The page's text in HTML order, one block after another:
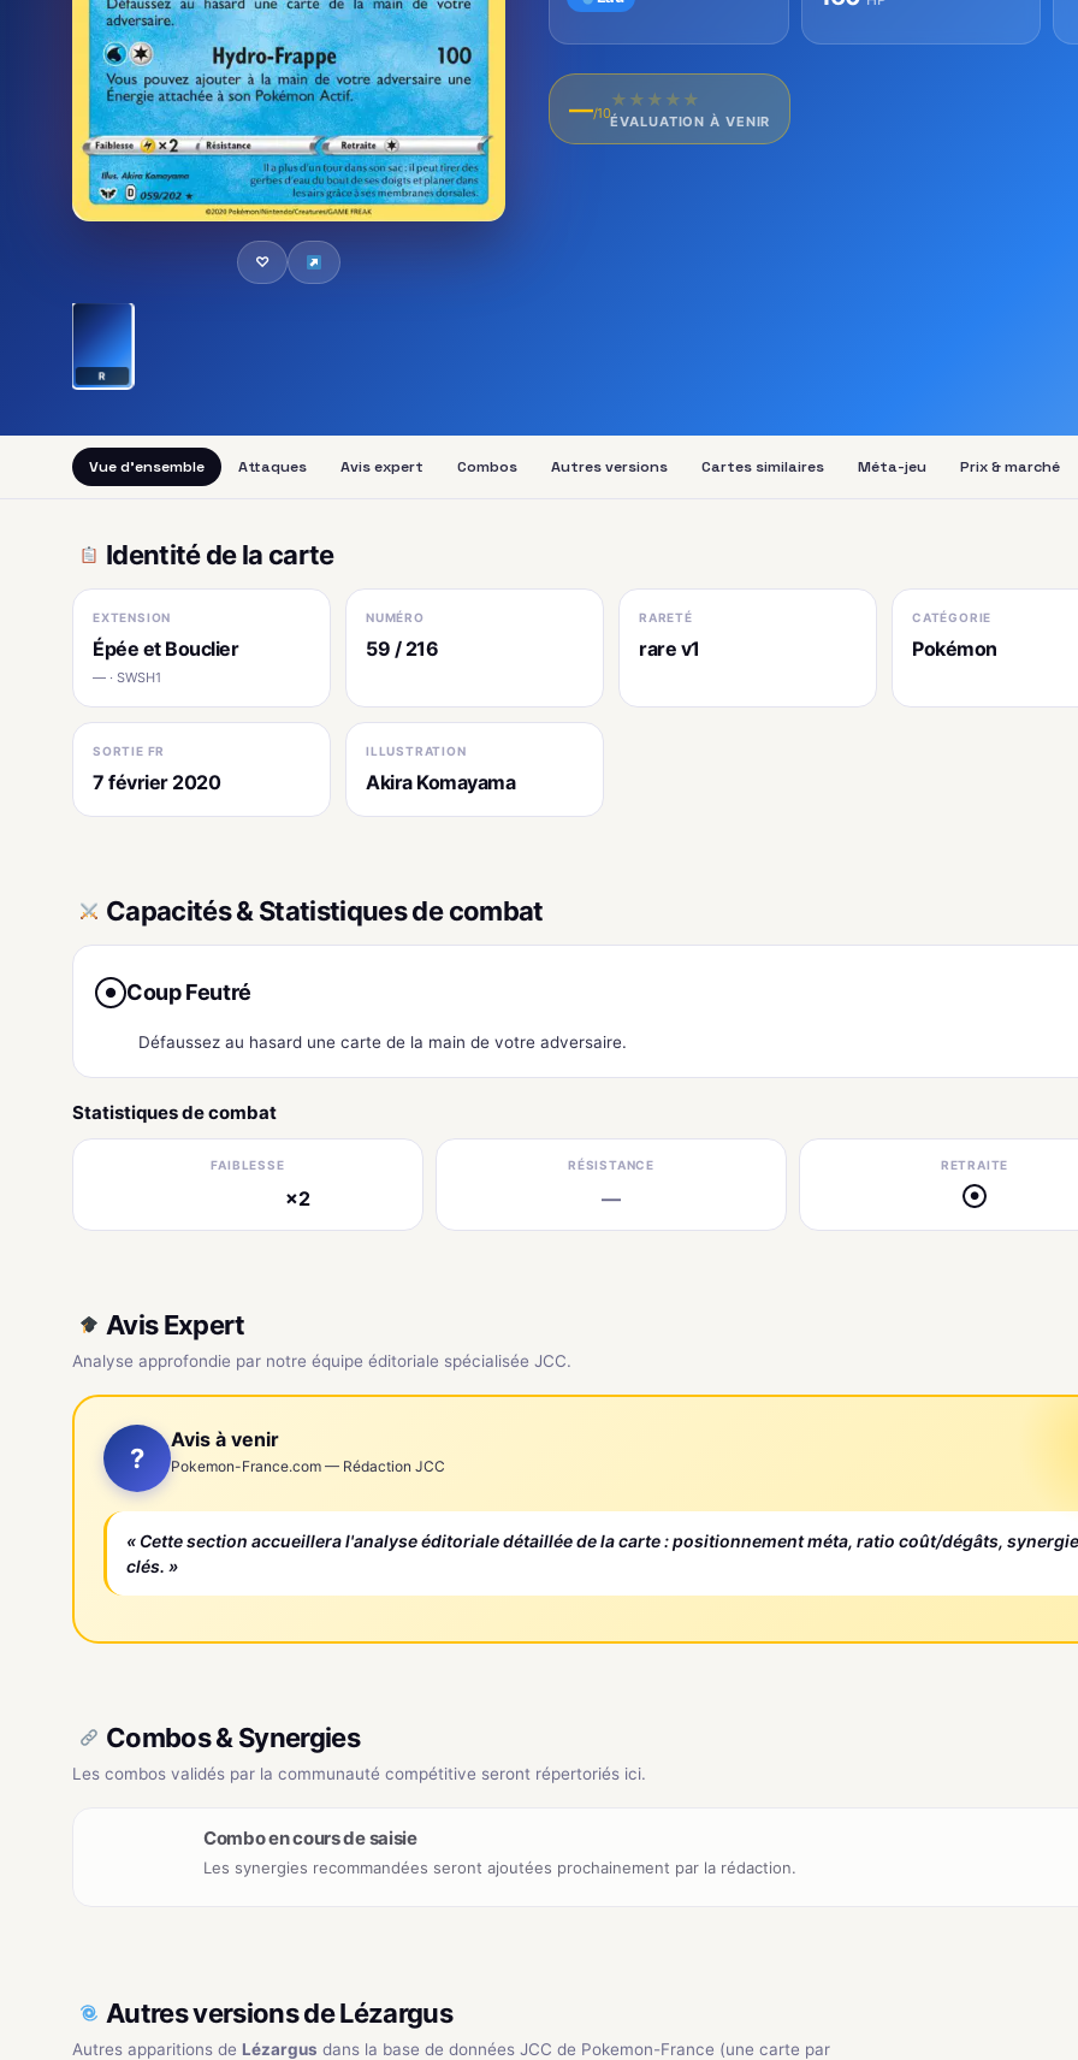
♡
R
—/10
★ ★ ★ ★ ★
ÉVALUATION À VENIR
Vue d'ensemble Attaques Avis expert Combos Autres versions Cartes similaires Méta-jeu Prix & marché
Identité de la carte
EXTENSION
Épée et Bouclier
— · SWSH1
NUMÉRO
59 / 216
RARETÉ
rare v1
CATÉGORIE
Pokémon
SORTIE FR
7 février 2020
ILLUSTRATION
Akira Komayama
Capacités & Statistiques de combat
● Coup Feutré
Défaussez au hasard une carte de la main de votre adversaire.
Statistiques de combat
FAIBLESSE
×2
RÉSISTANCE
—
RETRAITE
●
Avis Expert
Analyse approfondie par notre équipe éditoriale spécialisée JCC.
?
Avis à venir
Pokemon-France.com — Rédaction JCC
« Cette section accueillera l'analyse éditoriale détaillée de la carte : positionnement méta, ratio coût/dégâts,
clés. »
Combos & Synergies
Les combos validés par la communauté compétitive seront répertoriés ici.
Combo en cours de saisie
Les synergies recommandées seront ajoutées prochainement par la rédaction.
Autres versions de Lézargus
Autres apparitions de Lézargus dans la base de données JCC de Pokemon-France (une carte par